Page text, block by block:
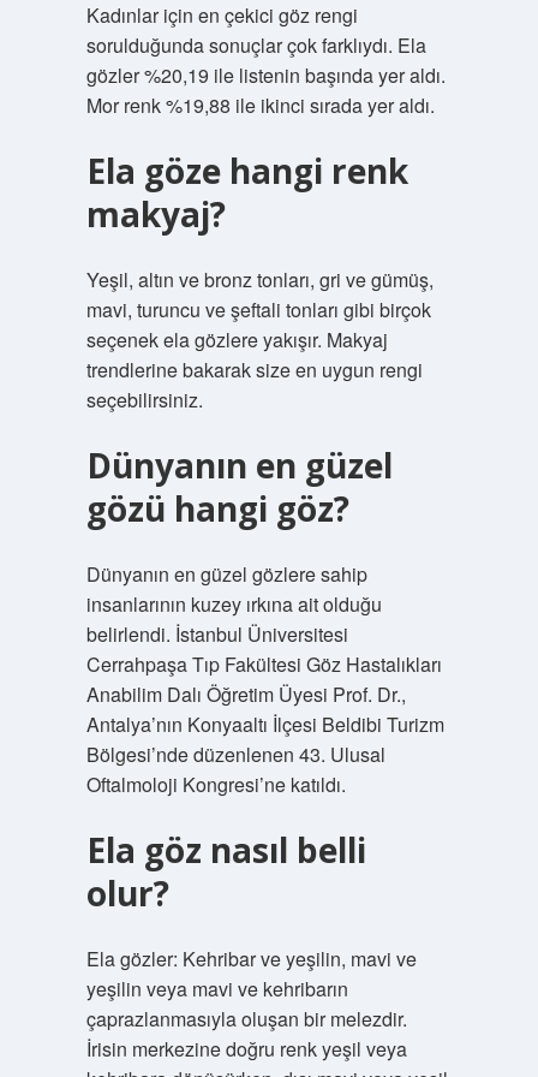
Kadınlar için en çekici göz rengi
sorulduğunda sonuçlar çok farklıydı. Ela
gözler %20,19 ile listenin başında yer aldı.
Mor renk %19,88 ile ikinci sırada yer aldı.
Ela göze hangi renk
makyaj?
Yeşil, altın ve bronz tonları, gri ve gümüş,
mavi, turuncu ve şeftali tonları gibi birçok
seçenek ela gözlere yakışır. Makyaj
trendlerine bakarak size en uygun rengi
seçebilirsiniz.
Dünyanın en güzel
gözü hangi göz?
Dünyanın en güzel gözlere sahip
insanlarının kuzey ırkına ait olduğu
belirlendi. İstanbul Üniversitesi
Cerrahpaşa Tıp Fakültesi Göz Hastalıkları
Anabilim Dalı Öğretim Üyesi Prof. Dr.,
Antalya’nın Konyaaltı İlçesi Beldibi Turizm
Bölgesi’nde düzenlenen 43. Ulusal
Oftalmoloji Kongresi’ne katıldı.
Ela göz nasıl belli
olur?
Ela gözler: Kehribar ve yeşilin, mavi ve
yeşilin veya mavi ve kehribarın
çaprazlanmasıyla oluşan bir melezdir.
İrisin merkezine doğru renk yeşil veya